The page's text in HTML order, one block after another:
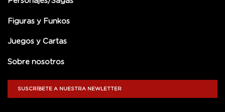
Figuras y Funkos
Juegos y Cartas
Sobre nosotros
SUSCRÍBETE A NUESTRA NEWLETTER